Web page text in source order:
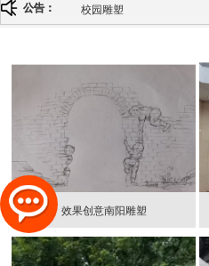
公告： 校园雕塑
效果创意南阳雕塑